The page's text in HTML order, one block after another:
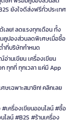
ยังใจดีส่งฟรีทั่วประเทศ
เลย! ลดแรงทุกเดือน ทั้ง
คูปองส่วนลดพิเศษเมื่อซื้อ
ำที่บริษัทกำหนด
อ่านเขียน เครื่องเขียน
ทุกที่ ทุกเวลา แค่มี App
ษเฉพาะสมาชิก! คลิกเลย
เครื่องเขียนออนไลน์ #ซื้อ
ไลน์ #B2S #ร้านเครื่อง